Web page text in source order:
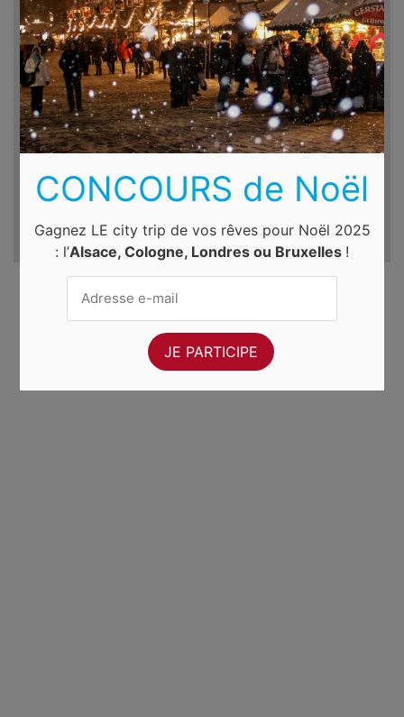
Destination
Du
sam. 8 août 2026
Au
dim. 9 août 2026
CONCOURS de Noël
Gagnez LE city trip de vos rêves pour Noël 2025
: l’Alsace, Cologne, Londres ou Bruxelles !